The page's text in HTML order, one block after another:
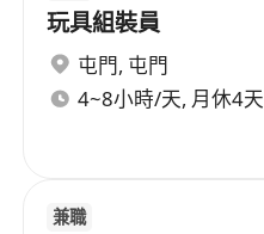
玩具組裝員
屯門, 屯門
4~8小時/天, 月休4天
兼職